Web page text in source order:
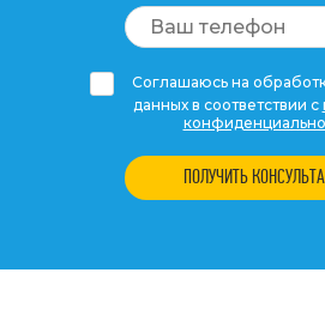
Соглашаюсь на
данных в соответствии с
ПОЛУЧИТЬ